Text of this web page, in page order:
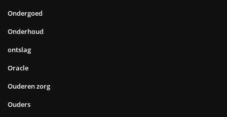
Ondergoed
Onderhoud
ontslag
Oracle
Ouderen zorg
Ouders